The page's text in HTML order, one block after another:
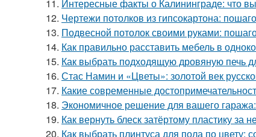
11. Интересные факты о Калининграде: что
12. Чертежи потолков из гипсокартона:
13. Подвесной потолок своими руками:
14. Как правильно расставить мебель в
15. Как выбрать подходящую дровяную печь
16. Стас Намин и «Цветы»: золотой век
17. Какие современные
18. Экономичное решение для вашего гаража:
19. Как вернуть блеск затёртому пластику за
20. Как выбрать плинтуса для пола по цвету: